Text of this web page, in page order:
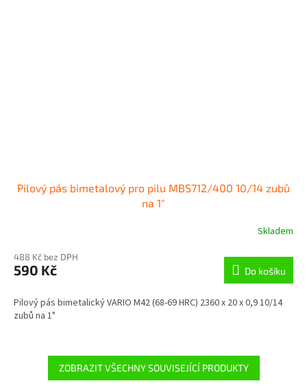
Pilový pás bimetalový pro pilu MBS712/400 10/14 zubů
na 1"
Skladem
488 Kč bez DPH
590 Kč Do košíku
Pilový pás bimetalický VARIO M42 (68-69 HRC) 2360 x 20 x 0,9 10/14
zubů na 1"
ZOBRAZIT VŠECHNY SOUVISEJÍCÍ PRODUKTY